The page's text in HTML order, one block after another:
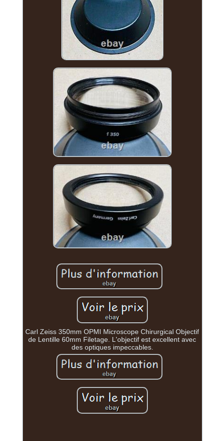
Carl Zeiss 350mm OPMI Microscope Chirurgical Objectif
de Lentille 60mm Filetage. L'objectif est excellent avec
des optiques impeccables.